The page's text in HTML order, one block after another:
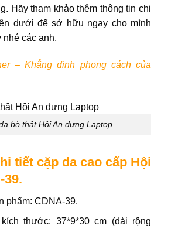
Hãy tham khảo thêm thông tin chi
dưới để sở hữu ngay cho mình
nhé các anh.
– Khẳng định phong cách của
bò thật Hội An đựng Laptop
tiết cặp da cao cấp Hội
39.
phẩm: CDNA-39.
thước: 37*9*30 cm (dài rộng